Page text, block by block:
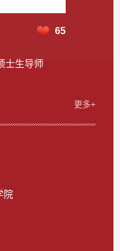
65
士生导师
更多+
院